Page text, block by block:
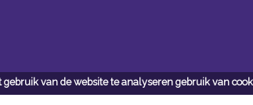
van de website te analyseren gebruik van
Openingsuren